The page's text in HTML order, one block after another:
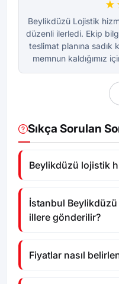
Beylikdüzü Lojistik
düzenli ilerledi. Ekip
teslimat planına sadık
memnun kaldığımız
Sıkça Sorulan
Beylikdüzü lojistik
İstanbul Beylikdüzü
illere gönderilir?
Fiyatlar nasıl